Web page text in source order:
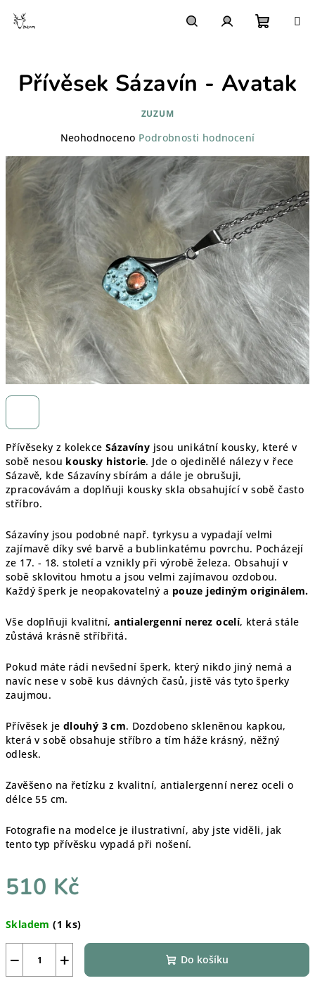
košík
Přívěseky z kolekce Sázavíny jsou unikátní kousky, které v
sobě nesou kousky historie. Jde o ojedinělé nálezy v řece
Sázavě, kde Sázavíny sbírám a dále je obrušuji,
zpracovávám a doplňuji kousky skla obsahující v sobě často
stříbro.
Sázavíny jsou podobné např. tyrkysu a vypadají velmi
zajímavě díky své barvě a bublinkatému povrchu. Pocházejí
ze 17. - 18. století a vznikly při výrobě železa. Obsahují v
sobě sklovitou hmotu a jsou velmi zajímavou ozdobou.
Každý šperk je neopakovatelný a pouze jediným originálem.
Vše doplňuji kvalitní,antialergenní nerez ocelí, která stále
zůstává krásně stříbřitá.
Pokud máte rádi nevšední šperk, který nikdo jiný nemá a
navíc nese v sobě kus dávných časů, jistě vás tyto šperky
zaujmou.
Přívěsek je dlouhý 3 cm. Dozdobeno skleněnou kapkou,
která v sobě obsahuje stříbro a tím háže krásný, něžný
odlesk.
Zavěšeno na řetízku z kvalitní, antialergenní nerez oceli o
délce 55 cm.
Fotografie na modelce je ilustrativní, aby jste viděli, jak
tento typ přívěsku vypadá při nošení.
510 Kč
cena:
Skladem(1 ks)
+
− Do košíku
Přívěsek Sázavín - Avatak
ZUZUM
Průměrné
produktu
je
0,0
z
5
hvězdiček.
Neohodnoceno Podrobnosti hodnocení